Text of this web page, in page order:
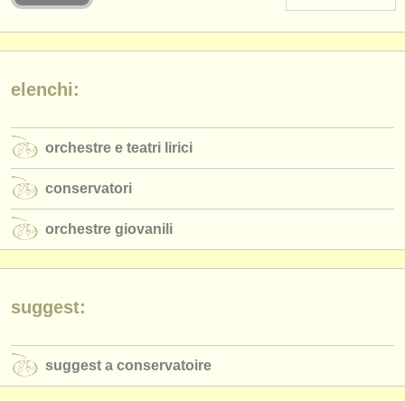
strumenti rubati
elenchi:
conservatori
orchestre giovanili
musicalchairs:
contattaci
notizie di musica classica
elenchi:
orchestre e teatri lirici
conservatori
orchestre giovanili
suggest:
suggest a conservatoire